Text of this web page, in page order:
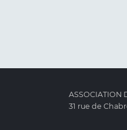
ASSOCIATION
31 rue de